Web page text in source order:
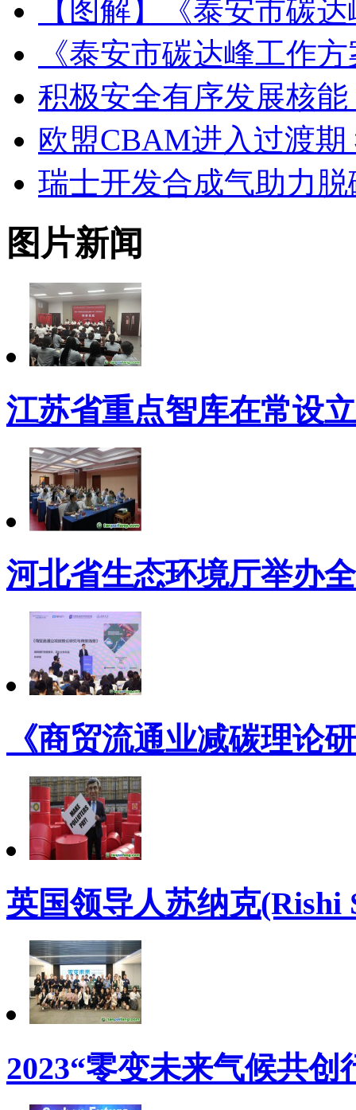
【图解】《泰安市碳
《泰安市碳达峰工作
积极安全有序发展核
欧盟CBAM进入过渡
瑞士开发合成气助力脱
图片新闻
江苏省重点智库在常设
河北省生态环境厅举办
《商贸流通业减碳理论
英国领导人苏纳克(Rishi
2023“零变未来气候共创